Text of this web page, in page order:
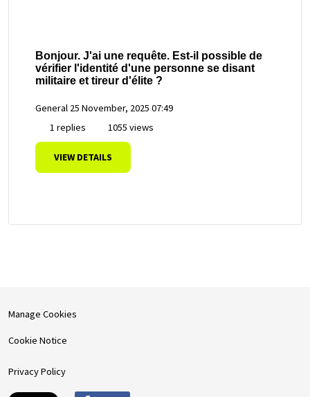
Bonjour. J'ai une requête. Est-il possible de
vérifier l'identité d'une personne se disant
militaire et tireur d'élite ?
General 25 November, 2025 07:49
1 replies
1055 views
VIEW DETAILS
Manage Cookies
Cookie Notice
Privacy Policy